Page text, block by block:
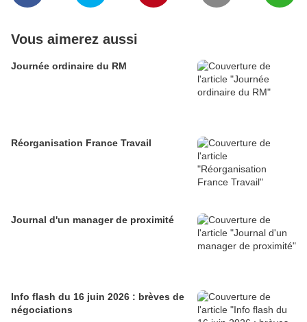
Vous aimerez aussi
Journée ordinaire du RM
Réorganisation France Travail
Journal d'un manager de proximité
Info flash du 16 juin 2026 : brèves de
négociations